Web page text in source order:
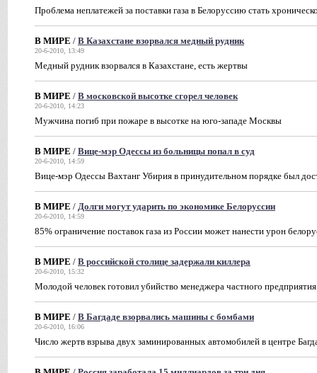
Проблема неплатежей за поставки газа в Белоруссию стать
В МИРЕ / В Казахстане взорвался медный рудник
20-6-2010, 13:49
Медный рудник взорвался в Казахстане, есть жертвы
В МИРЕ / В московской высотке сгорел человек
20-6-2010, 14:23
Мужчина погиб при пожаре в высотке на юго-западе Москвы
В МИРЕ / Вице-мэр Одессы из больницы попал в суд
20-6-2010, 14:59
Вице-мэр Одессы Вахтанг Убирия в принудительном порядке был
В МИРЕ / Долги могут ударить по экономике Белоруссии
20-6-2010, 14:59
85% ограничение поставок газа из России может нанести урон
В МИРЕ / В российской столице задержали киллера
20-6-2010, 15:32
Молодой человек готовил убийство менеджера частного предприятия
В МИРЕ / В Багдаде взорвались машины с бомбами
20-6-2010, 16:06
Число жертв взрыва двух заминированных автомобилей в центре